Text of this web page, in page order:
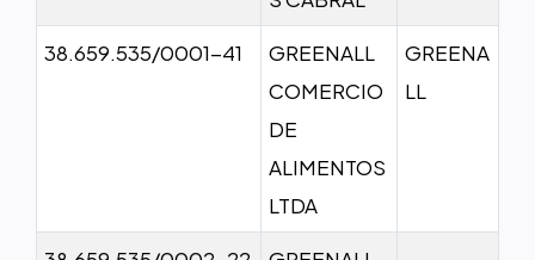
38.659.535/0001-41
GREENALL
COMERCIO
DE
ALIMENTOS
LTDA
GREENA
LL